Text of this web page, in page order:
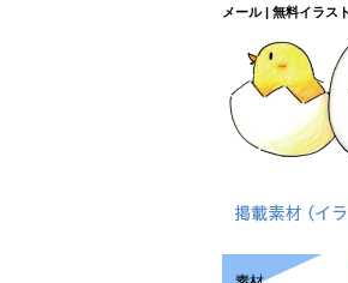
メール | 無料イラス